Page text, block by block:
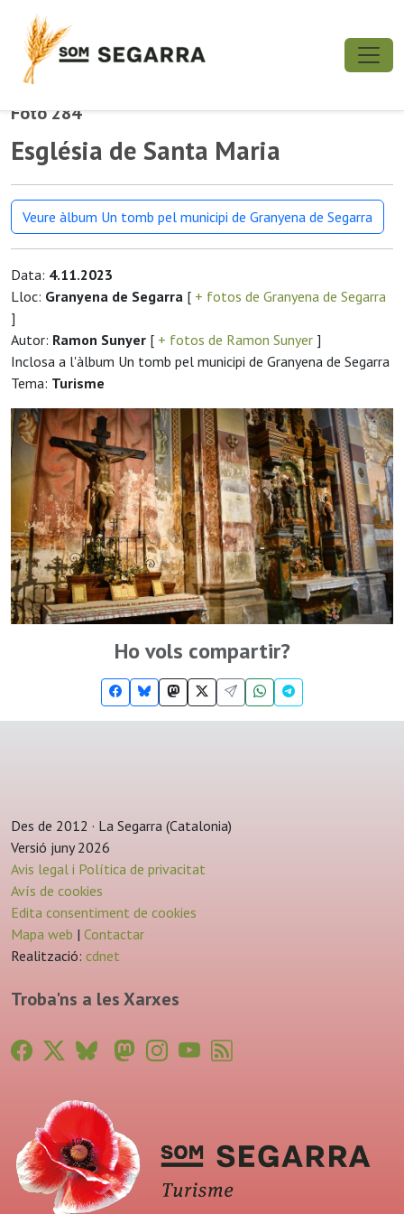
Foto 284
Església de Santa Maria
Veure àlbum Un tomb pel municipi de Granyena de Segarra
Data: 4.11.2023
Lloc: Granyena de Segarra [ + fotos de Granyena de Segarra
]
Autor: Ramon Sunyer [ + fotos de Ramon Sunyer ]
Inclosa a l'àlbum Un tomb pel municipi de Granyena de Segarra
Tema: Turisme
Ho vols compartir?
Des de 2012 · La Segarra (Catalonia)
Versió juny 2026
Avis legal i Política de privacitat
Avís de cookies
Edita consentiment de cookies
Mapa web | Contactar
Realització: cdnet
Troba'ns a les Xarxes